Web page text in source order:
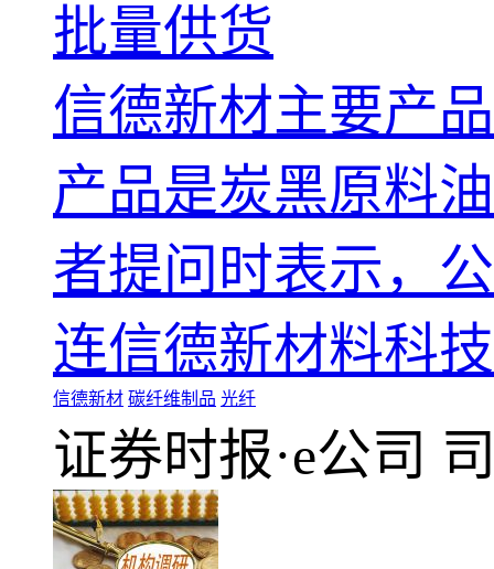
批量供货
信德新材主要产
产品是炭黑原料
者提问时表示，
连信德新材料科
信德新材 碳纤维制品 光纤
证券时报·e公司